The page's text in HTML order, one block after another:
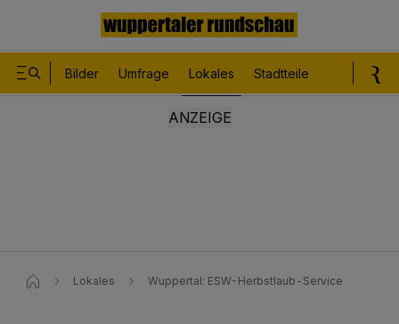
Bilder Umfrage Lokales Stadtteile
Lokales Wuppertal: ESW-Herbstlaub-Service